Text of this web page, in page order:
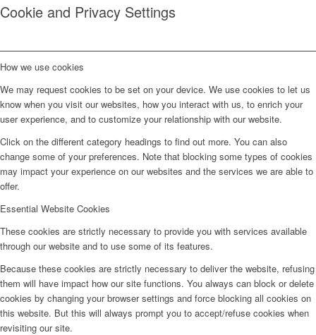
Cookie and Privacy Settings
How we use cookies
We may request cookies to be set on your device. We use cookies to let us
know when you visit our websites, how you interact with us, to enrich your
user experience, and to customize your relationship with our website.
Click on the different category headings to find out more. You can also
change some of your preferences. Note that blocking some types of cookies
may impact your experience on our websites and the services we are able to
offer.
Essential Website Cookies
These cookies are strictly necessary to provide you with services available
through our website and to use some of its features.
Because these cookies are strictly necessary to deliver the website, refusing
them will have impact how our site functions. You always can block or delete
cookies by changing your browser settings and force blocking all cookies on
this website. But this will always prompt you to accept/refuse cookies when
revisiting our site.